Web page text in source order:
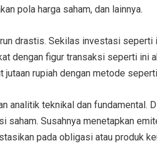
pola harga saham, dan lainnya.
drastis. Sekilas investasi seperti
dengan figur transaksi seperti ini
rupiah dengan metode
analitik teknikal dan fundamental.
Susahnya menetapkan
pada obligasi atau produk